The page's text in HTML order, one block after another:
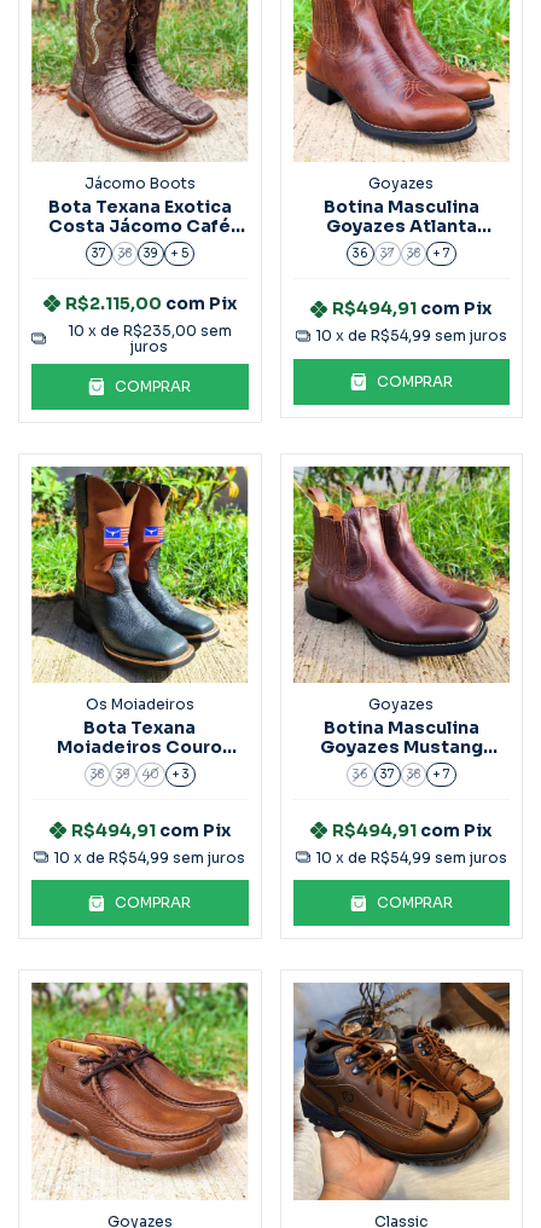
Jácomo Boots
Bota Texana Exotica
Costa Jácomo Café
Ref.2292
37 38 39 + 5
R$2.115,00 com Pix
10 x de R$235,00 sem
juros
COMPRAR
Goyazes
Botina Masculina
Goyazes Atlanta
Caramel Ref.2037104
36 37 38 + 7
R$494,91 com Pix
10 x de R$54,99 sem juros
COMPRAR
Os Moiadeiros
Bota Texana
Moiadeiros Couro
Cabeça Preta Ref.1873
38 39 40 + 3
R$494,91 com Pix
10 x deR$54,99 sem juros
COMPRAR
Goyazes
Botina Masculina
Goyazes Mustang
Ref.2030103
36 37 38 + 7
R$494,91 com Pix
10 x de R$54,99 sem juros
COMPRAR
Goyazes Classic